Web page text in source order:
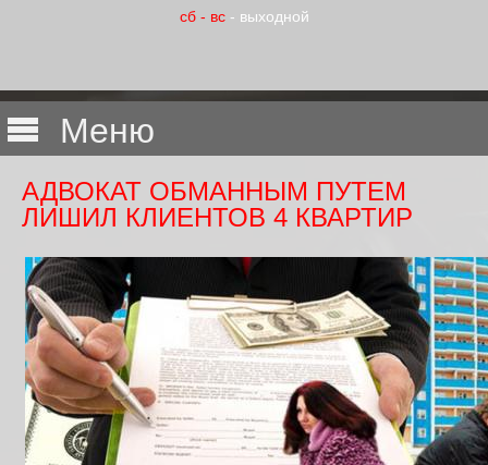
сб - вс - выходной
Меню
АДВОКАТ ОБМАННЫМ ПУТЕМ
ЛИШИЛ КЛИЕНТОВ 4 КВАРТИР